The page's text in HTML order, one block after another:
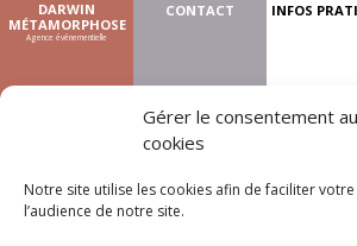
Gérer le consentement
cookies
Notre site utilise les cookies afin de faciliter
l’audience de notre site.
DARWIN
MÉTAMORPHOSE
Agence événementielle
CONTACT INFOS